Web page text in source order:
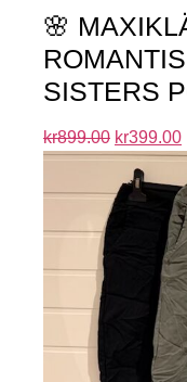
🌸
SISTERS
kr899.00 kr399.00